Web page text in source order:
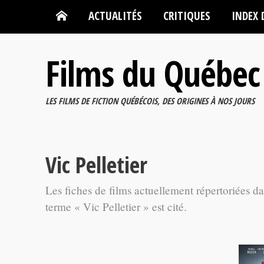
ACTUALITÉS CRITIQUES INDEX
Films du Québec
LES FILMS DE FICTION QUÉBÉCOIS, DES ORIGINES À NOS JOURS
Vic Pelletier
Les fiches de films actuellement répertoriées
terme « Vic Pelletier » est cité.